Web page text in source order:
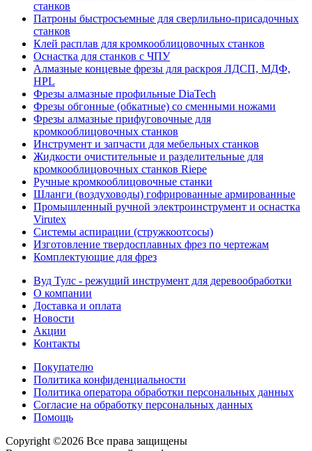
станков
Патроны быстросъемные для сверлильно-присадочных
станков
Клей расплав для кромкооблицовочных станков
Оснастка для станков с ЧПУ
Алмазные концевые фрезы для раскроя ЛДСП, МДФ,
HPL
Фрезы алмазные профильные DiaTech
Фрезы обгонные (обкатные) со сменными ножами
Фрезы алмазные прифуговочные для
кромкооблицовочных станков
Инструмент и запчасти для мебельных станков
Жидкости очистительные и разделительные для
кромкооблицовочных станков Riepe
Ручные кромкооблицовочные станки
Шланги (воздуховоды) гофрированные армированные
Промышленный ручной электроинструмент и оснастка
Virutex
Системы аспирации (стружкоотсосы)
Изготовление твердосплавных фрез по чертежам
Комплектующие для фрез
Вуд Тулс - режущий инструмент для деревообработки
О компании
Доставка и оплата
Новости
Акции
Контакты
Покупателю
Политика конфиденциальности
Политика оператора обработки персональных данных
Согласие на обработку персональных данных
Помощь
Copyright ©2026 Вcе права защищены